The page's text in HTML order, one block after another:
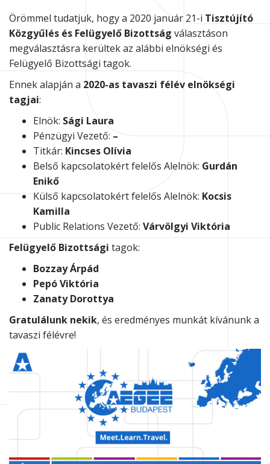
Örömmel tudatjuk, hogy a 2020 január 21-i Tisztújító
Közgyűlés és Felügyelő Bizottság választáson
megválasztásra kerültek az alábbi elnökségi és
Felügyelő Bizottsági tagok.
Ennek alapján a 2020-as tavaszi félév elnökségi
tagjai:
Elnök: Sági Laura
Pénzügyi Vezető: –
Titkár: Kincses Olívia
Belső kapcsolatokért felelős Alelnök: Gurdán
Enikő
Külső kapcsolatokért felelős Alelnök: Kocsis
Kamilla
Public Relations Vezető: Várvölgyi Viktória
Felügyelő Bizottsági tagok:
Bozzay Árpád
PepóViktória
Zanaty Dorottya
Gratulálunk nekik, és eredményes munkát kívánunk a
tavaszi félévre!